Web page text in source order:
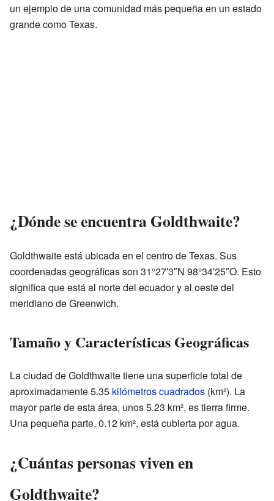
un ejemplo de una comunidad más pequeña en un estado
grande como Texas.
¿Dónde se encuentra Goldthwaite?
Goldthwaite está ubicada en el centro de Texas. Sus
coordenadas geográficas son 31°27′3″N 98°34′25″O. Esto
significa que está al norte del ecuador y al oeste del
meridiano de Greenwich.
Tamaño y Características Geográficas
La ciudad de Goldthwaite tiene una superficie total de
aproximadamente 5.35 kilómetros cuadrados (km²). La
mayor parte de esta área, unos 5.23 km², es tierra firme.
Una pequeña parte, 0.12 km², está cubierta por agua.
¿Cuántas personas viven en
Goldthwaite?